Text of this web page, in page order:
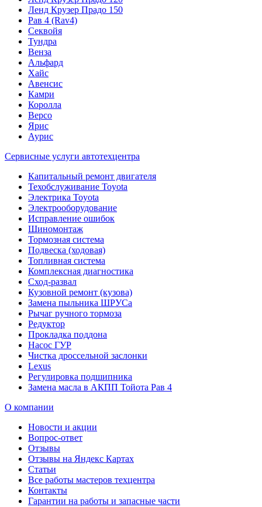
Ленд Крузер Прадо 150
Рав 4 (Rav4)
Секвойя
Тундра
Венза
Альфард
Хайс
Авенсис
Камри
Королла
Версо
Ярис
Аурис
Сервисные услуги автотехцентра
Капитальный ремонт двигателя
Техобслуживание Toyota
Электрика Toyota
Электрооборудование
Исправление ошибок
Шиномонтаж
Тормозная система
Подвеска (ходовая)
Топливная система
Комплексная диагностика
Сход-развал
Кузовной ремонт (кузова)
Замена пыльника ШРУСа
Рычаг ручного тормоза
Редуктор
Прокладка поддона
Насос ГУР
Чистка дроссельной заслонки
Lexus
Регулировка подшипника
Замена масла в АКПП Тойота Рав 4
О компании
Новости и акции
Вопрос-ответ
Отзывы
Отзывы на Яндекс Картах
Статьи
Все работы мастеров техцентра
Контакты
Гарантии на работы и запасные части